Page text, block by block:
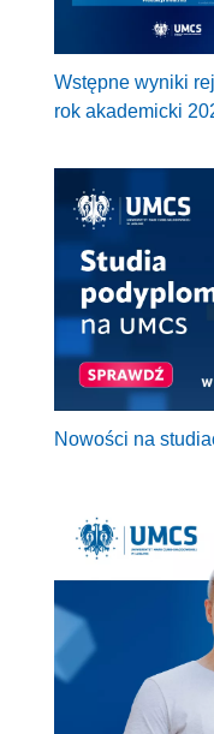
Wstępne wyniki
rok akademicki
Nowości na